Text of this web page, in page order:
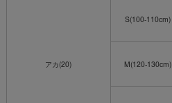
アカ(20)
S(100-110cm)
M(120-130cm)